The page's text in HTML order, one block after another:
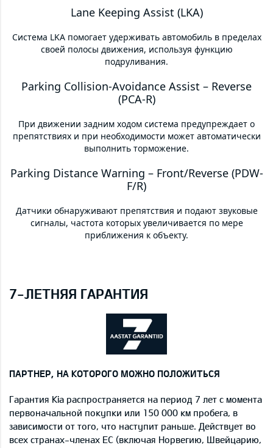
Lane Keeping Assist (LKA)
Система LKA помогает удерживать автомобиль в пределах
своей полосы движения, используя функцию
подруливания.
Parking Collision-Avoidance Assist – Reverse
(PCA-R)
При движении задним ходом система предупреждает о
препятствиях и при необходимости может автоматически
выполнить торможение.
Parking Distance Warning – Front/Reverse (PDW-
F/R)
Датчики обнаруживают препятствия и подают звуковые
сигналы, частота которых увеличивается по мере
приближения к объекту.
7-ЛЕТНЯЯ ГАРАНТИЯ
ПАРТНЕР, НА КОТОРОГО МОЖНО ПОЛОЖИТЬСЯ
Гарантия Kia распространяется на период 7 лет с момента
первоначальной покупки или 150 000 км пробега, в
зависимости от того, что наступит раньше. Действует во
всех странах-членах ЕС (включая Норвегию, Швейцарию,